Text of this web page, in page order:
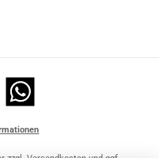
WhatsApp